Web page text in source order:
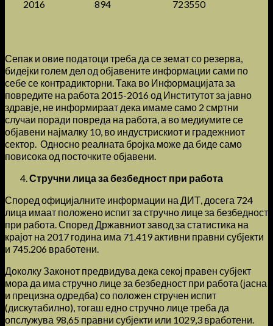
2016 894 723550
Сепак и овие податоци треба да се земат со резерва,
бидејки голем дел од објавените информации сами по
себе се контрадикторни. Така во Информацијата за
повредите на работа 2015-2016 од Институтот за јавно
здравје, не информираат дека имаме само 2 смртни
случаи поради повреда на работа, а во медиумите се
објавени најмалку 10, во индустрискиот и градежниот
сектор. Односно реалната бројка може да биде само
повисока од посточките објавени.
Стручни лица за безбедност при работа
Според официјалните информации на ДИТ, досега 724
лица имаат положено испит за стручно лице за безбедност
при работа. Според Државниот завод за статистика на
крајот на 2017 година има 71.419 активни правни субјекти
и 745.206 вработени.
Доколку Законот предвидува дека секој правен субјект
мора да има стручно лице за безбедност при работа (јасна
и прецизна одредба) со положен стручен испит
(дискутабилно), тогаш едно стручно лице треба да
опслужува 98,65 правни субјекти или 1029,3 вработени.